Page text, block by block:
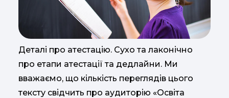
Деталі про атестацію. Сухо та лаконічно
про етапи атестації та дедлайни. Ми
вважаємо, що кількість переглядів цього
тексту свідчить про аудиторію «Освіта